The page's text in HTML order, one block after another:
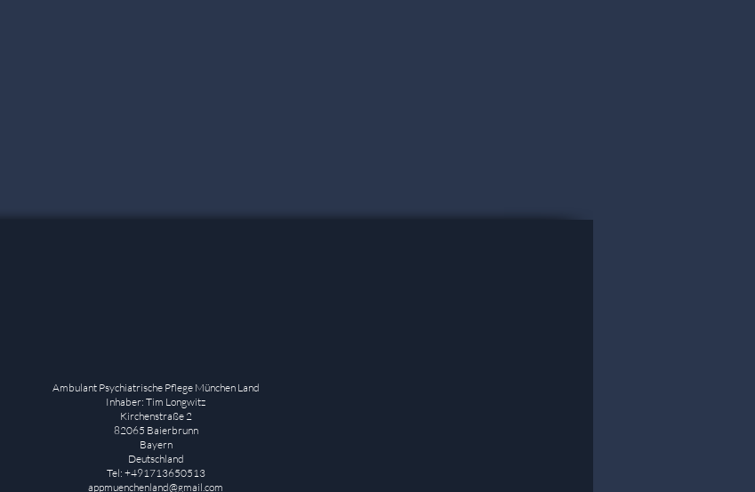
Ambulant Psychiatrische Pflege München Land
Inhaber: Tim Longwitz
Kirchenstraße 2
82065 Baierbrunn
Bayern
Deutschland
Tel: +491713650513
appmuenchenland@gmail.com